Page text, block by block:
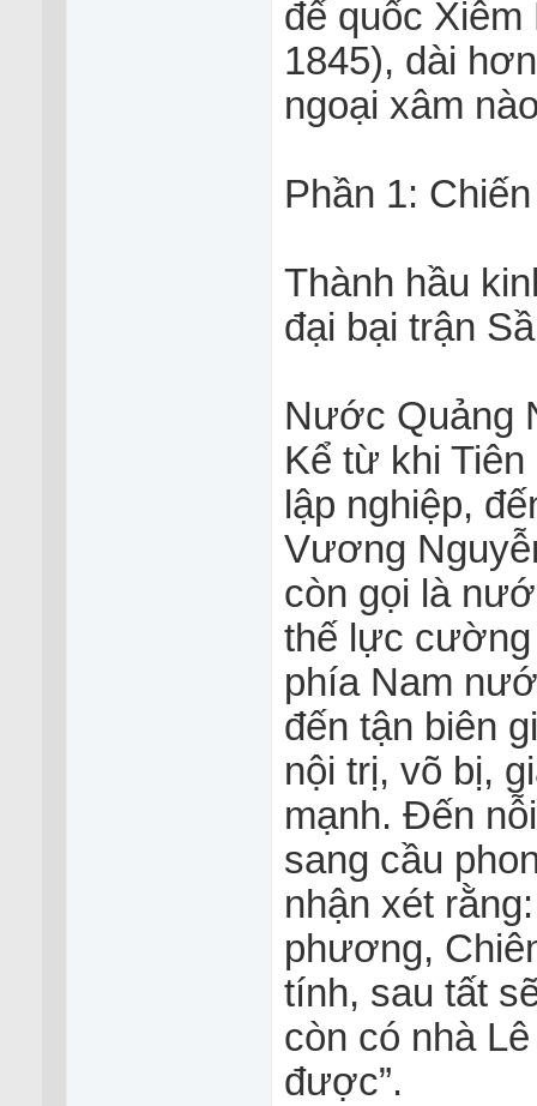
đế quốc Xiêm
1845), dài
ngoại xâm
Phần 1:
Thành hầu
đại bại trận
Nước Quảng
Kể từ khi
lập nghiệp,
Vương
còn gọi là
thế lực
phía Nam
đến tận biên
nội trị, võ bị,
mạnh. Đến
sang cầu
nhận xét
phương,
tính, sau tất
còn có nhà
được”.